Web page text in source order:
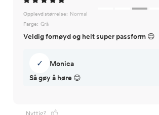
Opplevd størrelse: Normal
Farge: Grå
Veldig fornøyd og helt super passform 😊
✓
Monica
Så gøy å høre 😊
Nyttig?